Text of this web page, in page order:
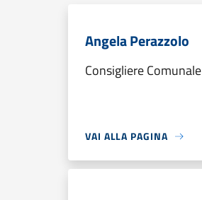
Angela Perazzolo
Consigliere Comunale
VAI ALLA PAGINA